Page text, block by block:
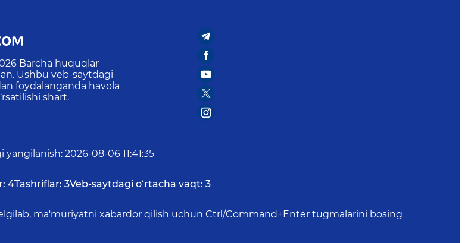
Barcha huquqlar
Ushbu veb-saytdagi
foydalanganda havola
shart.
yangilanish: 2026-08-06 11:41:35
4Tashriflar: 3Veb-saytdagi o‘rtacha vaqt: 3
ma'muriyatni xabardor qilish uchun Ctrl/Command+Enter tugmalarini bosing